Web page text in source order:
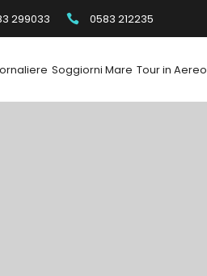
299033 0583 212235
Soggiorni Mare Tour in Aereo